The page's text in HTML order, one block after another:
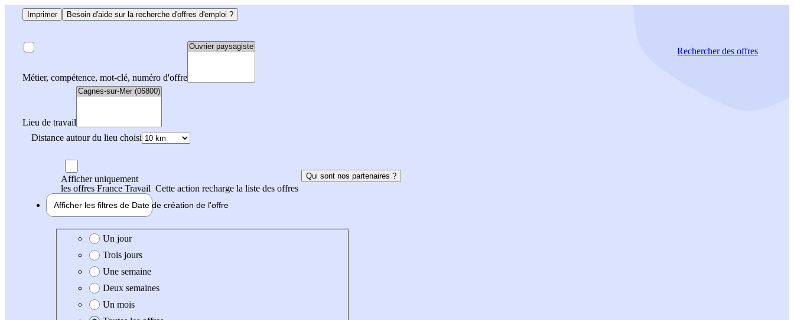
Imprimer Besoin d'aide sur la recherche d'offres d'emploi ?
Métier, compétence, mot-clé, numéro d'offre
Lieu de travail
Distance autour du lieu choisi
Rechercherdes offres
Afficher uniquement
les offres France Travail Cette action recharge la liste des offres
Qui sont nos partenaires ?
Afficher les filtres de Date de création de l'offre
Date de création de l'offre
Un jour
Trois jours
Une semaine
Deux semaines
Un mois